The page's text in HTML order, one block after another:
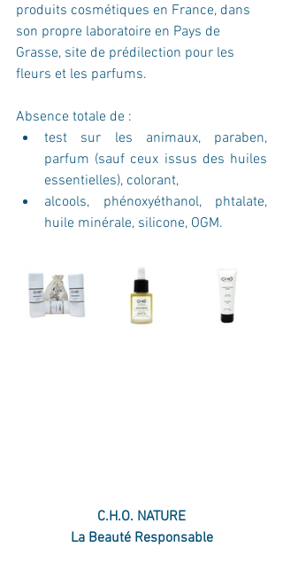
produits cosmétiques en France, dans
son propre laboratoire en Pays de
Grasse, site de prédilection pour les
fleurs et les parfums.
Absence totale de :
test sur les animaux, paraben,
parfum (sauf ceux issus des huiles
essentielles), colorant,
alcools, phénoxyéthanol, phtalate,
huile minérale, silicone, OGM.
C.H.O. NATURE
La Beauté Responsable